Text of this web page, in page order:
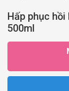
Hấp phục hồi
500ml